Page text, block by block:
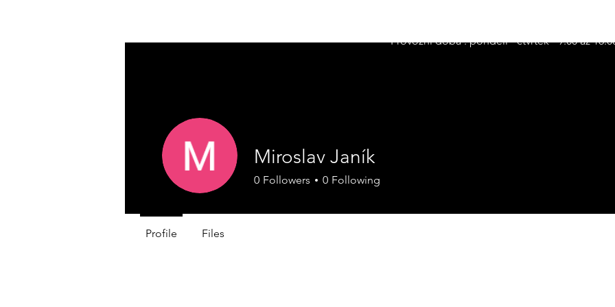
Provozní doba : pondělí - čtvrtek - 9:00 až
Miroslav Janík
0 Followers 0 Following
Profile Files